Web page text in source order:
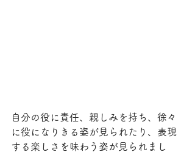
自分の役に責任、親しみを持ち、徐々
に役になりきる姿が見られたり、表現
する楽しさを味わう姿が見られまし